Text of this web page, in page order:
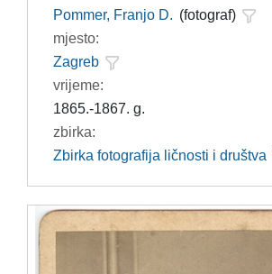
Pommer, Franjo D. (fotograf)
mjesto:
Zagreb
vrijeme:
1865.-1867. g.
zbirka:
Zbirka fotografija ličnosti i društva